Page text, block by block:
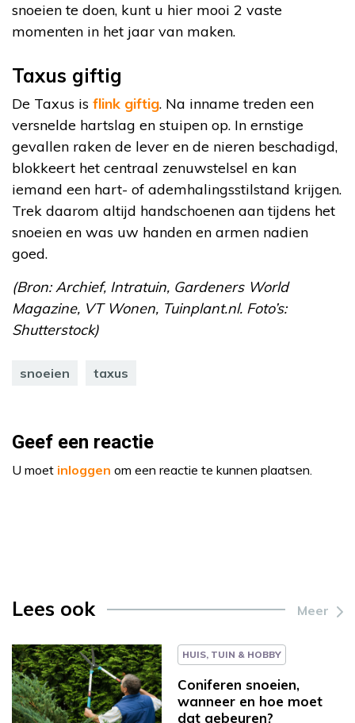
snoeien te doen, kunt u hier mooi 2 vaste
momenten in het jaar van maken.
Taxus giftig
De Taxus is flink giftig. Na inname treden een
versnelde hartslag en stuipen op. In ernstige
gevallen raken de lever en de nieren beschadigd,
blokkeert het centraal zenuwstelsel en kan
iemand een hart- of ademhalingsstilstand krijgen.
Trek daarom altijd handschoenen aan tijdens het
snoeien en was uw handen en armen nadien
goed.
(Bron: Archief, Intratuin, Gardeners World
Magazine, VT Wonen, Tuinplant.nl. Foto’s:
Shutterstock)
snoeien taxus
Geef een reactie
U moet inloggen om een reactie te kunnen plaatsen.
Lees ook Meer
HUIS, TUIN & HOBBY
Coniferen snoeien,
wanneer en hoe moet
dat gebeuren?